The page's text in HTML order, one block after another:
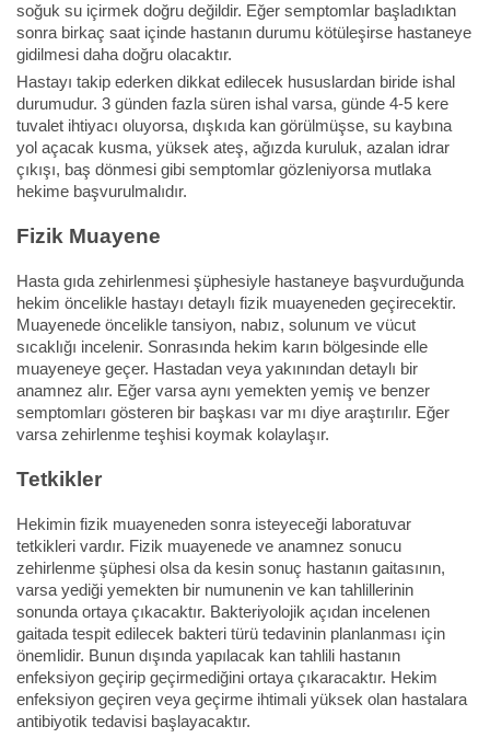
soğuk su içirmek doğru değildir. Eğer semptomlar başladıktan
sonra birkaç saat içinde hastanın durumu kötüleşirse hastaneye
gidilmesi daha doğru olacaktır.
Hastayı takip ederken dikkat edilecek hususlardan biride ishal
durumudur. 3 günden fazla süren ishal varsa, günde 4-5 kere
tuvalet ihtiyacı oluyorsa, dışkıda kan görülmüşse, su kaybına
yol açacak kusma, yüksek ateş, ağızda kuruluk, azalan idrar
çıkışı, baş dönmesi gibi semptomlar gözleniyorsa mutlaka
hekime başvurulmalıdır.
Fizik Muayene
Hasta gıda zehirlenmesi şüphesiyle hastaneye başvurduğunda
hekim öncelikle hastayı detaylı fizik muayeneden geçirecektir.
Muayenede öncelikle tansiyon, nabız, solunum ve vücut
sıcaklığı incelenir. Sonrasında hekim karın bölgesinde elle
muayeneye geçer. Hastadan veya yakınından detaylı bir
anamnez alır. Eğer varsa aynı yemekten yemiş ve benzer
semptomları gösteren bir başkası var mı diye araştırılır. Eğer
varsa zehirlenme teşhisi koymak kolaylaşır.
Tetkikler
Hekimin fizik muayeneden sonra isteyeceği laboratuvar
tetkikleri vardır. Fizik muayenede ve anamnez sonucu
zehirlenme şüphesi olsa da kesin sonuç hastanın gaitasının,
varsa yediği yemekten bir numunenin ve kan tahlillerinin
sonunda ortaya çıkacaktır. Bakteriyolojik açıdan incelenen
gaitada tespit edilecek bakteri türü tedavinin planlanması için
önemlidir. Bunun dışında yapılacak kan tahlili hastanın
enfeksiyon geçirip geçirmediğini ortaya çıkaracaktır. Hekim
enfeksiyon geçiren veya geçirme ihtimali yüksek olan hastalara
antibiyotik tedavisi başlayacaktır.